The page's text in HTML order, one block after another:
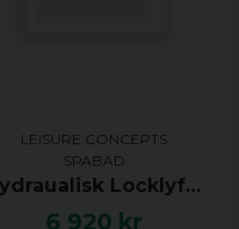
LEISURE CONCEPTS
SPABAD
Hydraualisk Locklyftare från Leisure Concept - CoverMate III DeckMount - Passar till spabad som är nedsänkta i altanen
6 920 kr
eller